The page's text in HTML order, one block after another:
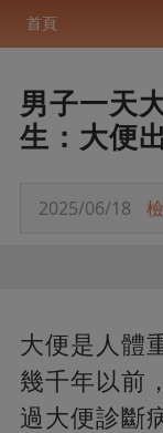
首頁
男子一天
生：大便
2025/06/18
大便是人體
幾千年以前
過大便診斷